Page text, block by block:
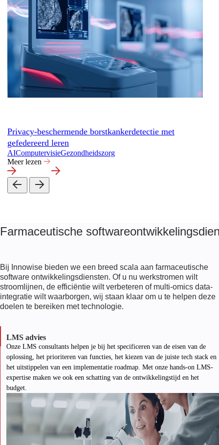
Privacy-beschermende borstkankerdetectie met
gefedereerd leren
AIComputervisieGezondheidszorg
Meer lezen
Farmaceutische
Bij Innowise bieden we een breed scala aan farmaceutische
software ontwikkelingsdiensten. Of u nu werkstromen wilt
stroomlijnen, de efficiëntie wilt verbeteren of multi-omics data-
integratie wilt waarborgen, wij staan klaar om u te helpen deze
doelen te bereiken met technologie.
LMS advies
Onze LMS consultants helpen je bij het specificeren van de eisen van de
oplossing, het prioriteren van functies, het kiezen van de juiste tech stack en
het uitstippelen van een implementatie roadmap. Met onze hands-on LMS-
expertise maken we ook een schatting van de ontwikkelingstijd en het
budget.